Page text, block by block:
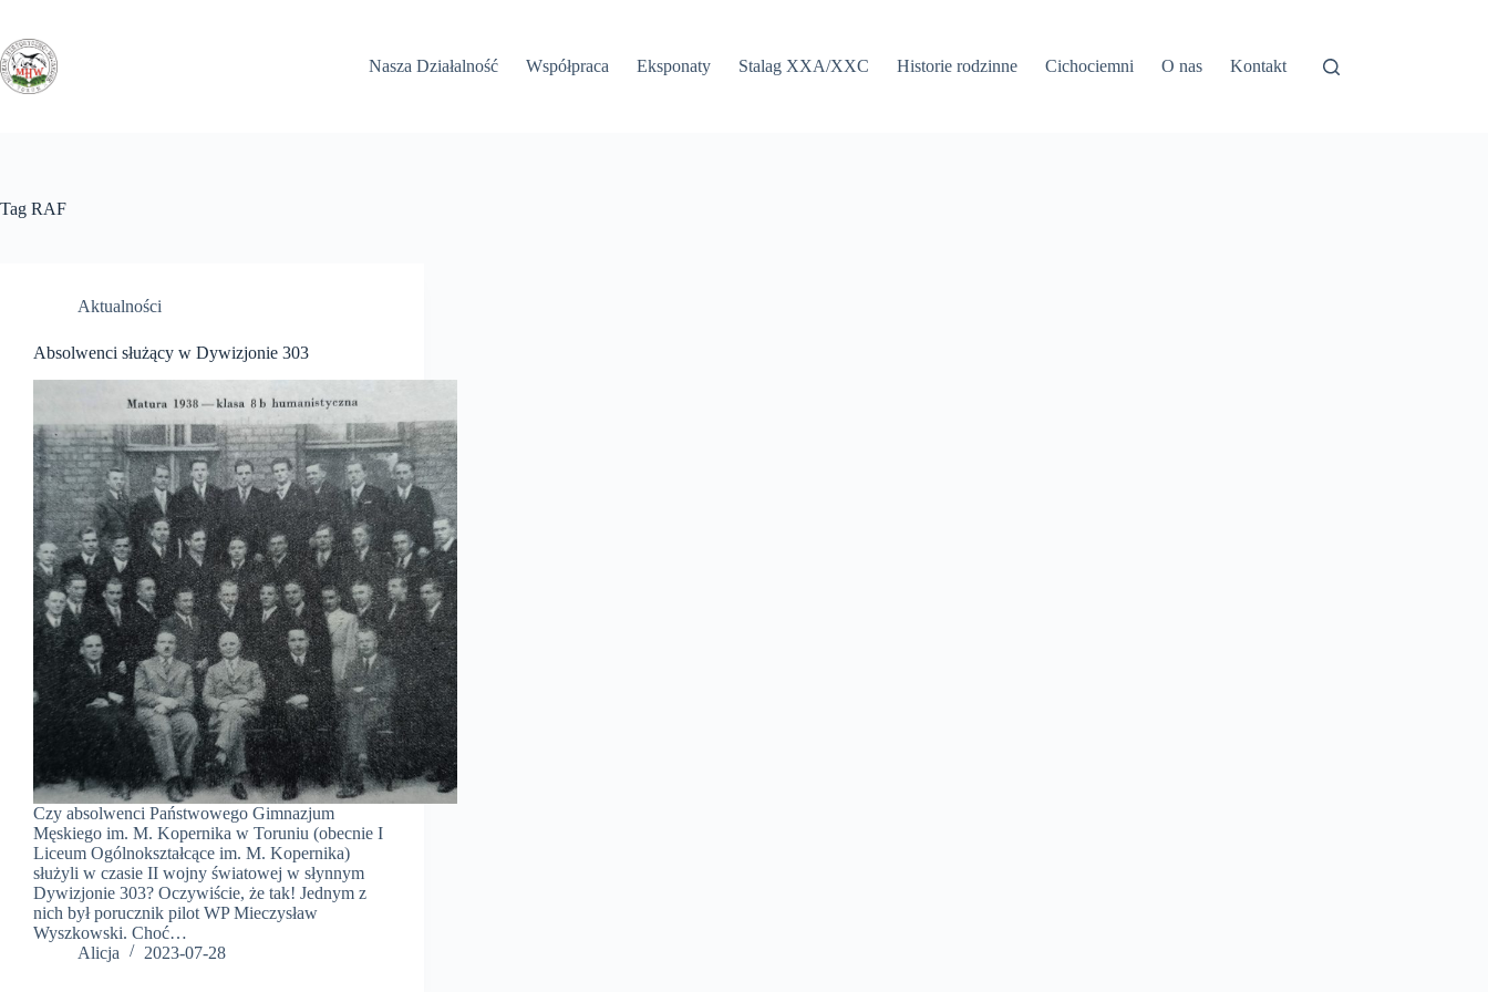
treści
Nasza Działalność
Współpraca Eksponaty Stalag XXA/XXC Historie rodzinne Cichociemni O nas Kontakt
Tag RAF
Aktualności
Absolwenci służący w Dywizjonie 303
Czy absolwenci Państwowego Gimnazjum
Męskiego im. M. Kopernika w Toruniu (obecnie I
Liceum Ogólnokształcące im. M. Kopernika)
służyli w czasie II wojny światowej w słynnym
Dywizjonie 303? Oczywiście, że tak! Jednym z
nich był porucznik pilot WP Mieczysław
Wyszkowski. Choć…
Alicja
2023-07-28